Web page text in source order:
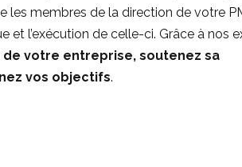
les membres de la direction de votre
et l’exécution de celle-ci. Grâce à nos
votre entreprise, soutenez sa
vos objectifs.